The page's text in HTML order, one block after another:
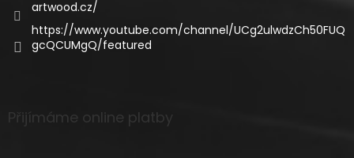
artwood.cz/
https://www.youtube.com/channel/UCg2ulwdzCh50FUQ
gcQCUMgQ/featured
Přijímáme online platby